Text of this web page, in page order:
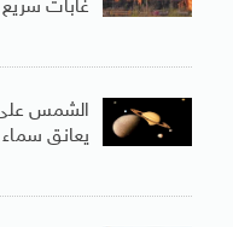
غابات
الشمس
يعانق سماء